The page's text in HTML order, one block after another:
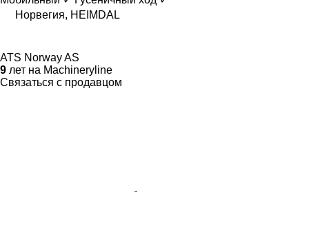
Норвегия, HEIMDAL
ATS Norway AS
9 лет на Machineryline
Связаться с продавцом